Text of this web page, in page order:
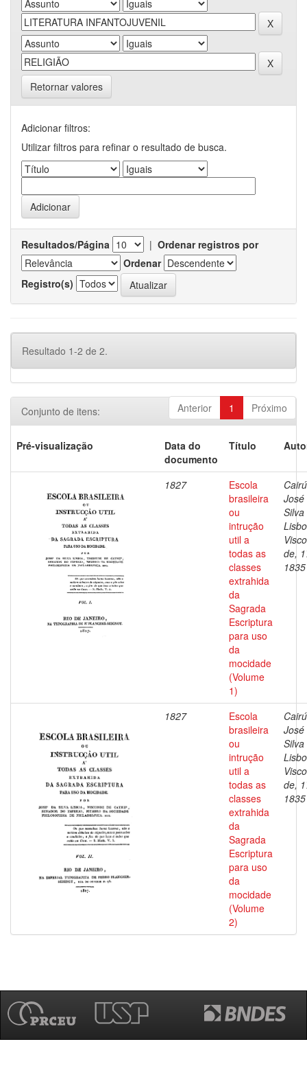
Retornar valores
Adicionar filtros:
Utilizar filtros para refinar o resultado de busca.
Resultados/Página | Ordenar registros por
Ordenar
Registro(s)
Resultado 1-2 de 2.
Anterior 1 Próximo
Conjunto de itens:
Pré-visualização
Data do
documento
Título
1827
Escola
brasileira
ou
intrução
util a
todas as
classes
extrahida
da
Sagrada
Escriptura
para uso
da
mocidade
(Volume
1)
José
Silva
de,
1835
1827
Escola
brasileira
ou
intrução
util a
todas as
classes
extrahida
da
Sagrada
Escriptura
para uso
da
mocidade
(Volume
2)
José
Silva
de,
1835